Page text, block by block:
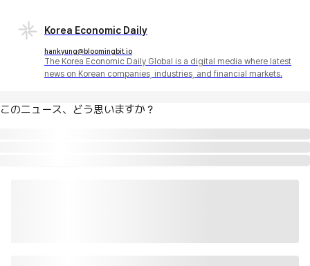
Korea Economic Daily
hankyung@bloomingbit.io
The Korea Economic Daily Global is a digital media where latest
news on Korean companies, industries, and financial markets.
このニュース、どう思いますか？